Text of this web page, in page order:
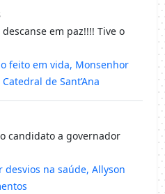
em paz!!!! Tive o
feito em vida, Monsenhor
de Sant’Ana
candidato a governador
desvios na saúde, Allyson